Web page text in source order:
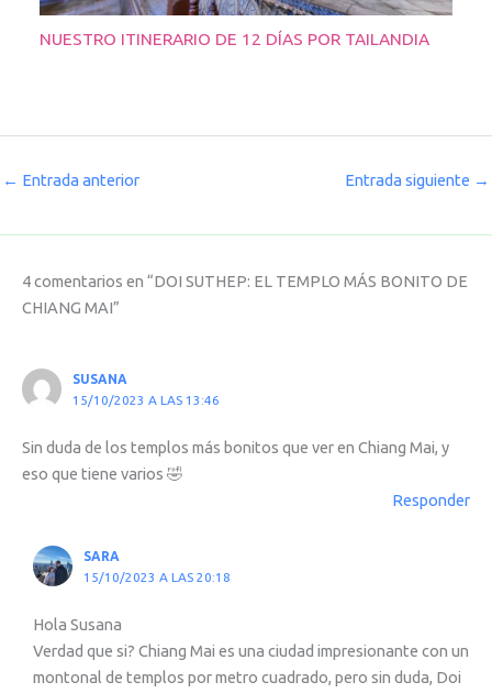
NUESTRO ITINERARIO DE 12 DÍAS POR TAILANDIA
← Entrada anterior Entrada siguiente →
4 comentarios en “DOI SUTHEP: EL TEMPLO MÁS BONITO DE
CHIANG MAI”
SUSANA
15/10/2023 A LAS 13:46
Sin duda de los templos más bonitos que ver en Chiang Mai, y
eso que tiene varios 🤣
Responder
SARA
15/10/2023 A LAS 20:18
Hola Susana
Verdad que si? Chiang Mai es una ciudad impresionante con un
montonal de templos por metro cuadrado, pero sin duda, Doi